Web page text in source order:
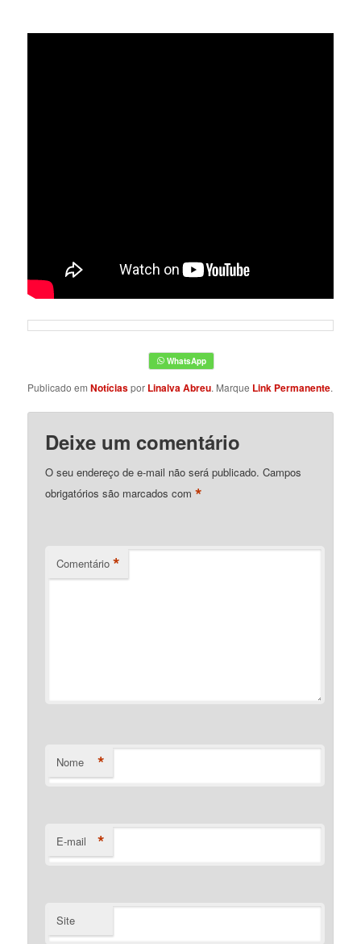
Publicado emNotíciaspor Linalva Abreu. Marque Link Permanente.
Deixe um comentário
O seu endereço de e-mail não será publicado. Campos
obrigatórios são marcados com*
Comentário *
Nome *
E-mail *
Site